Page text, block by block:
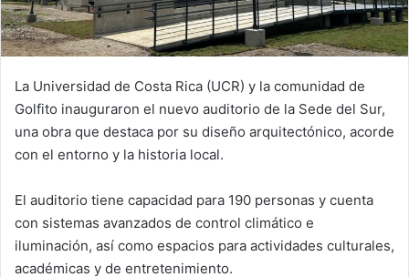
La Universidad de Costa Rica (UCR) y la comunidad de
Golfito inauguraron el nuevo auditorio de la Sede del Sur,
una obra que destaca por su diseño arquitectónico, acorde
con el entorno y la historia local.
El auditorio tiene capacidad para 190 personas y cuenta
con sistemas avanzados de control climático e
iluminación, así como espacios para actividades culturales,
académicas y de entretenimiento.